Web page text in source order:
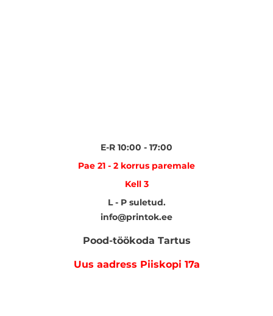
E-R 10:00 - 17:00
Pae 21 - 2 korrus paremale
Kell 3
L - P suletud.
info@printok.ee
Pood-töökoda Tartus
Uus aadress Piiskopi 17a